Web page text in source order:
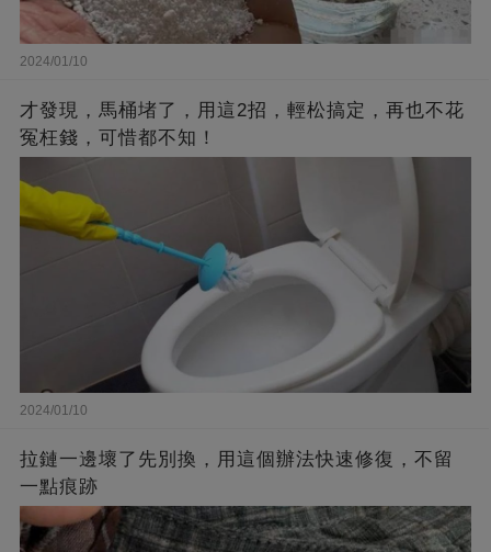
2024/01/10
才發現，馬桶堵了，用這2招，輕松搞定，再也不花
冤枉錢，可惜都不知！
2024/01/10
拉鏈一邊壞了先別換，用這個辦法快速修復，不留
一點痕跡